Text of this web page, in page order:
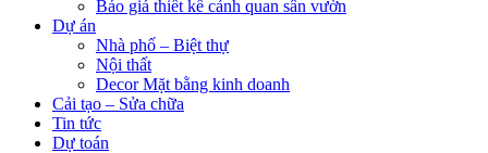
Báo giá thiết kế cảnh quan sân vườn
Dự án
Nhà phố – Biệt thự
Nội thất
Decor Mặt bằng kinh doanh
Cải tạo – Sửa chữa
Tin tức
Dự toán